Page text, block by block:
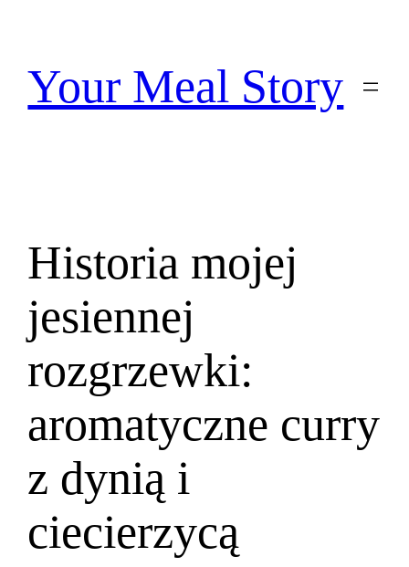
treściYour Meal Story
Historia mojej
jesiennej
rozgrzewki:
aromatyczne curry
z dynią i
ciecierzycą